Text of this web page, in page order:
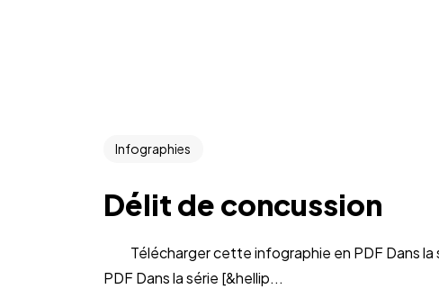
Infographies
Délit de concussion
Télécharger cette infographie en PDF Dans la
PDF Dans la série [&hellip...